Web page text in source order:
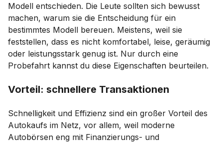
Modell entschieden. Die Leute sollten sich bewusst
machen, warum sie die Entscheidung für ein
bestimmtes Modell bereuen. Meistens, weil sie
feststellen, dass es nicht komfortabel, leise, geräumig
oder leistungsstark genug ist. Nur durch eine
Probefahrt kannst du diese Eigenschaften beurteilen.
Vorteil: schnellere Transaktionen
Schnelligkeit und Effizienz sind ein großer Vorteil des
Autokaufs im Netz, vor allem, weil moderne
Autobörsen eng mit Finanzierungs- und